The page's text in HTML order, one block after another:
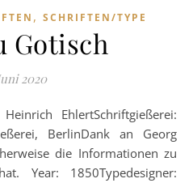
, SCHRIFTEN/TYPE
Gotisch
2020
BerlinDank an Georg
die Informationen zu
Year: 1850Typedesigner: